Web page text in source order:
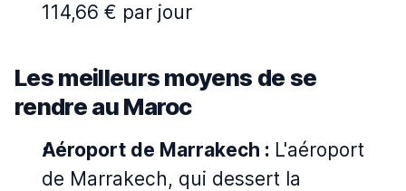
114,66 € par jour
Les meilleurs moyens de se
rendre au Maroc
Aéroport de Marrakech : L'aéroport
de Marrakech, qui dessert la